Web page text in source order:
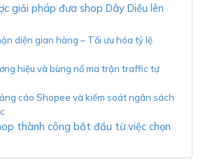
giải pháp đưa shop Dây Diều lên
diện gian hàng – Tối ưu hóa tỷ lệ
hiệu và bùng nổ ma trận traffic tự
cáo Shopee và kiểm soát ngân sách
thành công bắt đầu từ việc chọn